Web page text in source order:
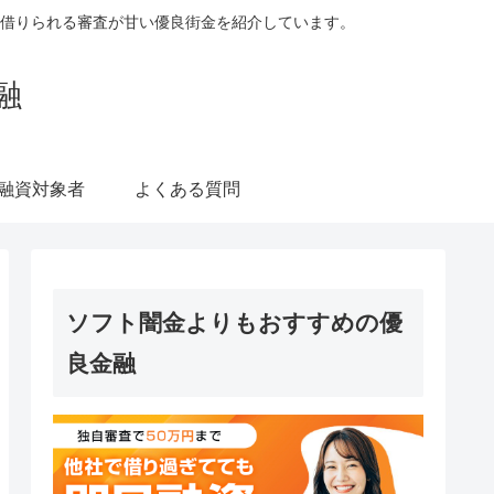
られる審査が甘い優良街金を紹介しています。
資対象者 よくある質問
ソフト闇金よりもおすすめの優
良金融